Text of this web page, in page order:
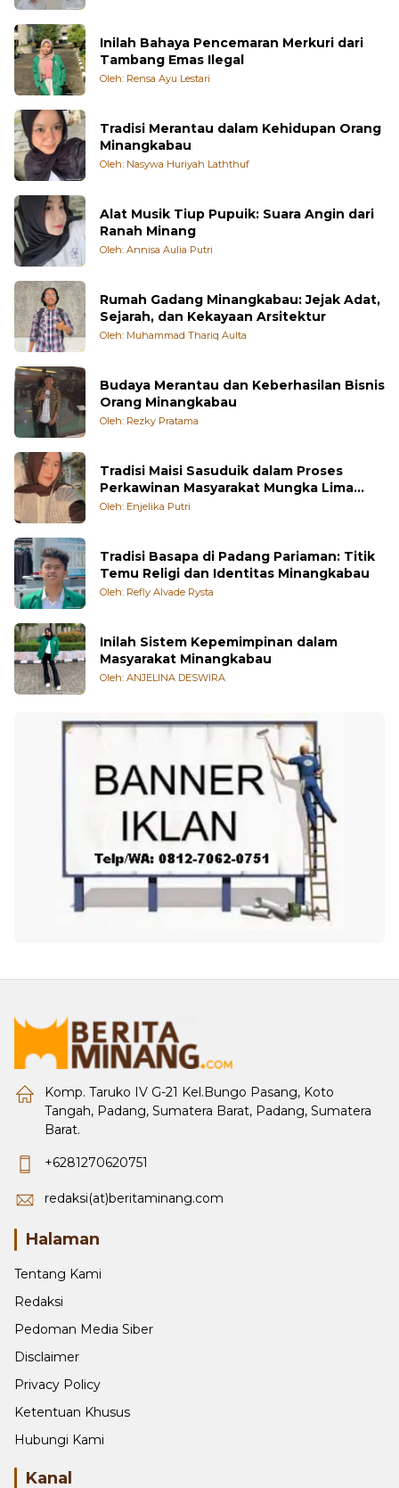
Inilah Bahaya Pencemaran Merkuri dari
Tambang Emas Ilegal
Oleh: Rensa Ayu Lestari
Tradisi Merantau dalam Kehidupan Orang
Minangkabau
Oleh: Nasywa Huriyah Laththuf
Alat Musik Tiup Pupuik: Suara Angin dari
Ranah Minang
Oleh: Annisa Aulia Putri
Rumah Gadang Minangkabau: Jejak Adat,
Sejarah, dan Kekayaan Arsitektur
Oleh: Muhammad Thariq Aulta
Budaya Merantau dan Keberhasilan Bisnis
Orang Minangkabau
Oleh: Rezky Pratama
Tradisi Maisi Sasuduik dalam Proses
Perkawinan Masyarakat Mungka Lima
Puluh Kota
Oleh: Enjelika Putri
Tradisi Basapa di Padang Pariaman: Titik
Temu Religi dan Identitas Minangkabau
Oleh: Refly Alvade Rysta
Inilah Sistem Kepemimpinan dalam
Masyarakat Minangkabau
Oleh: ANJELINA DESWIRA
Komp. Taruko IV G-21 Kel.Bungo Pasang, Koto
Tangah, Padang, Sumatera Barat, Padang, Sumatera
Barat.
+6281270620751
redaksi(at)beritaminang.com
Halaman
Tentang Kami
Redaksi
Pedoman Media Siber
Disclaimer
Privacy Policy
Ketentuan Khusus
Hubungi Kami
Kanal